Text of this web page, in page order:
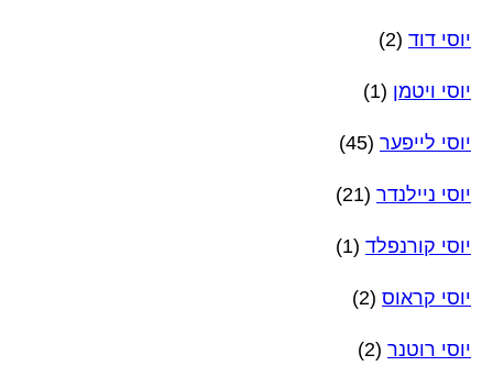
יוסי דוד (2)
יוסי ויטמן (1)
יוסי לייפער (45)
יוסי ניילנדר (21)
יוסי קורנפלד (1)
יוסי קראוס (2)
יוסי רוטנר (2)